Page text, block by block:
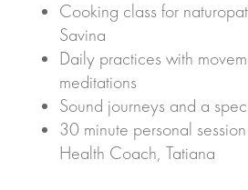
Cooking class for
Savina
Daily practices with
meditations
Sound journeys and a
30 minute personal
Health Coach, Tatiana